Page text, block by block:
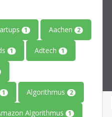
1 Aachen 2
1 Adtech 1
1 Algorithmus 2
Algorithmus 1